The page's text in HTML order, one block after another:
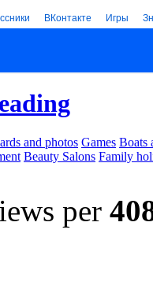
ВКонтакте Игры
and photos Games Boats
Beauty Salons Family
per